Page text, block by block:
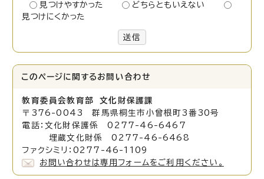
見つけやすかった
どちらともいえない
見つけにくかった
送信
このページに関する お問い合わせ
教育委員会教育部 文化財保護課
〒376-0043 群馬県桐生市小曾根町3番30号
電話：文化財保護係 0277-46-6467
埋蔵文化財係 0277-46-6468
ファクシミリ：0277-46-1109
お問い合わせは専用フォームをご利用ください。